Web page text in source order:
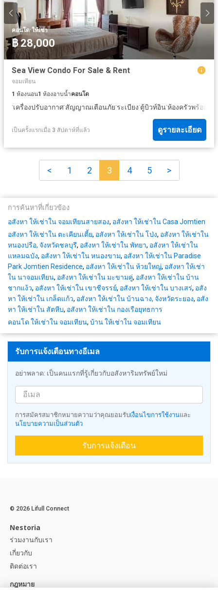
คอนโด·ให้เช่า
฿ 28,000
Sea View Condo For Sale & Rent
จอมเทียน
1 ห้องนอน1 ห้องอาบน้ำคอนโด
·เครื่องปรับอากาศ·สัญญาณเตือนภัย·ระเบียง·ตู้บิวท์อิน·ห้องครัวพร้อมอุ
เป็นครั้งแรกเมื่อ 3 สัปดาห์ที่แล้ว ดูรายละเอียด
< 1 2 3 4 5 >
การค้นหาที่เกี่ยวข้อง
อสังหา ให้เช่าใน จอมเทียนสายสอง, อสังหา ให้เช่าใน Casa Jomtien
อสังหา ให้เช่าใน ตะเคียนเตี้ย, อสังหา ให้เช่าใน โป่ง, อสังหา ให้เช่าใน
หนองปรือ, จังหวัดชลบุรี, อสังหา ให้เช่าใน พัทยา, อสังหา ให้เช่าใน
แหลมฉบัง, อสังหา ให้เช่าใน หนองขาม, อสังหา ให้เช่าใน Paradise
Park Jomtien Residence, อสังหา ให้เช่าใน ห้วยใหญ่, อสังหา ให้เช่า
ใน นาจอมเทียน, อสังหา ให้เช่าใน มะขามคู่, อสังหา ให้เช่าใน บ้าน
ชากแง้ว, อสังหา ให้เช่าใน เขาชีจรรย์, อสังหา ให้เช่าใน บางเสร่, อสัง
หา ให้เช่าใน เกล็ดแก้ว, อสังหา ให้เช่าใน บ้านฉาง, จังหวัดระยอง, อสัง
หา ให้เช่าใน สัตหีบ, อสังหา ให้เช่าใน กองเรือยุทธการ
คอนโด ให้เช่าใน จอมเทียน, บ้าน ให้เช่าใน จอมเทียน
รับการแจ้งเตือนทางอีเมล
อย่าพลาด: เป็นคนแรกที่รู้เกี่ยวกับอสังหาริมทรัพย์ใหม่
การสมัครสมาชิกหมายความว่าคุณยอมรับเงื่อนไขการใช้งานและ
นโยบายความเป็นส่วนตัว
รับการแจ้งเตือน
© 2026 Lifull Connect
Nestoria
ร่วมงานกับเรา
เกี่ยวกับ
ติดต่อเรา
กฎหมาย